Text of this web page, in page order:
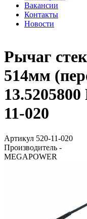
Вакансии
Контакты
Новости
Рычаг
514мм
11-020
Артикул 520-11-020
Производитель -
MEGAPOWER